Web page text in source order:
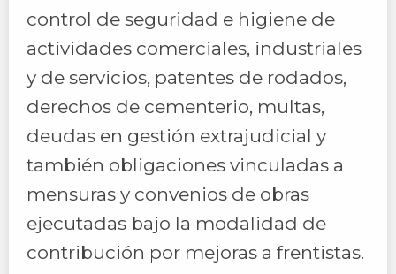
control de seguridad e higiene de
actividades comerciales, industriales
y de servicios, patentes de rodados,
derechos de cementerio, multas,
deudas en gestión extrajudicial y
también obligaciones vinculadas a
mensuras y convenios de obras
ejecutadas bajo la modalidad de
contribución por mejoras a frentistas.